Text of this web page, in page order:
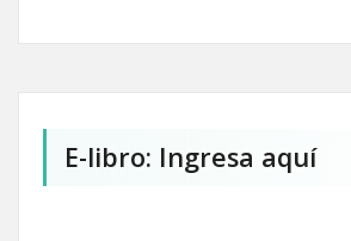
E-libro: Ingresa aquí